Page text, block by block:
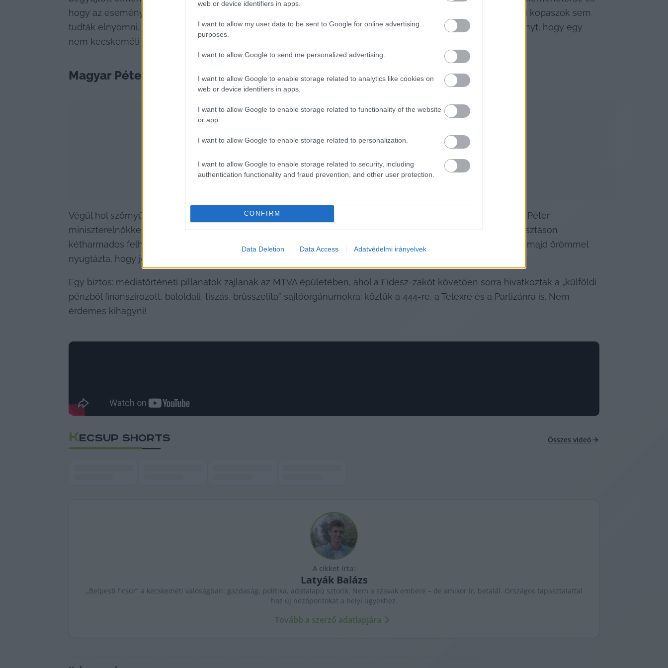
web or device identifiers in apps.
I want to allow my user data to be sent to Google for online advertising
purposes.
I want to allow Google to send me personalized advertising.
I want to allow Google to enable storage related to analytics like cookies on
web or device identifiers in apps.
I want to allow Google to enable storage related to functionality of the website
or app.
I want to allow Google to enable storage related to personalization.
I want to allow Google to enable storage related to security, including
authentication functionality and fraud prevention, and other user protection.
CONFIRM
Data Deletion Data Access Adatvédelmi irányelvek
hogy az eseményt ellentüntetők zavarták meg, akiknek a hangerejét még az eléjük felsorakoztatott miskolci kopaszok sem
tudták elnyomni. És természetesen az adásban elítéltük a kampányeseményen történt erőszakos cselekményt, hogy egy
nem kecskeméti „hangulatfelelős” Orbán rendezvénye alatt leköpött egy idősebb hölgyet.
Magyar Péter inasba tette a közmédiát
HIRDETÉS
Végül hol szörnyülködve, de olykor kacarászva elemeztük
a mindig kiváló „közmédia” friss „riportjait” Magyar Péter
miniszterelnökkel. A csatornák propagandistái egészen elképesztő stílusban beszéltek az országgyűlési választáson
kétharmados felhatalmazást kapó Tisza Párt elnökével. Az interjú egy pontján Magyar felnézett a plafonra is, majd örömmel
nyugtázta, hogy jól meg van az építve sokmilliárd forintból – nem szakadt le.
Egy biztos: médiatörténeti pillanatok zajlanak az MTVA épületében, ahol a Fidesz-zakót követően sorra hivatkoztak a „külföldi
pénzből finanszírozott, baloldali, tiszás, brüsszelita” sajtóorgánumokra: köztük a 444-re, a Telexre és a Partizánra is. Nem
érdemes kihagyni!
KECSUP SHORTS Összes videó
A cikket írta:
Latyák Balázs
„Belpesti ficsúr” a kecskeméti valóságban: gazdaság, politika, adatalapú sztorik. Nem a szavak embere – de amikor ír, betalál. Országos tapasztalattal
hoz új nézőpontokat a helyi ügyekhez.
Tovább a szerző adatlapjára